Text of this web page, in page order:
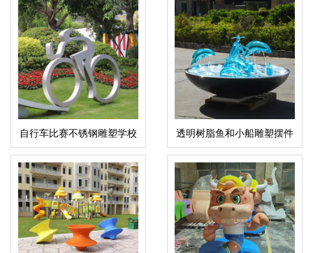
自行车比赛不锈钢雕塑学校
广场公园摆件
透明树脂鱼和小船雕塑摆件